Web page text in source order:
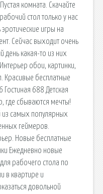
комната. Скачайте
стол только у нас
эротические игры на
Сейчас выходит очень
день какая-то из них
обои, картинки,
Красивые бесплатные
688 Детская
где сбываются мечты!
из самых популярных
геймеров.
Новые бесплатные
Ежедневно новые
рабочего стола по
в квартире и
довольной